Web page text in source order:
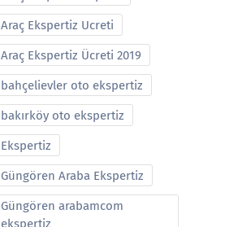
Araç Ekspertiz Ucreti
Araç Ekspertiz Ücreti 2019
bahçelievler oto ekspertiz
bakırköy oto ekspertiz
Ekspertiz
Güngören Araba Ekspertiz
Güngören arabamcom
ekspertiz